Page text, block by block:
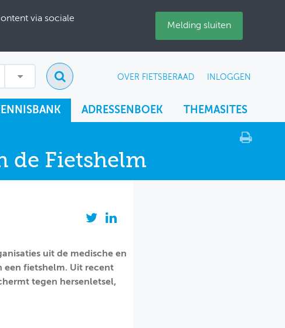
via sociale
Melding sluiten
OVER FIETSBERAAD INLOGGEN
ADRESSENBOEK THEMASITES
de Fietshelm
uit de medische en
een fietshelm. Uit recent
tegen hersenletsel,